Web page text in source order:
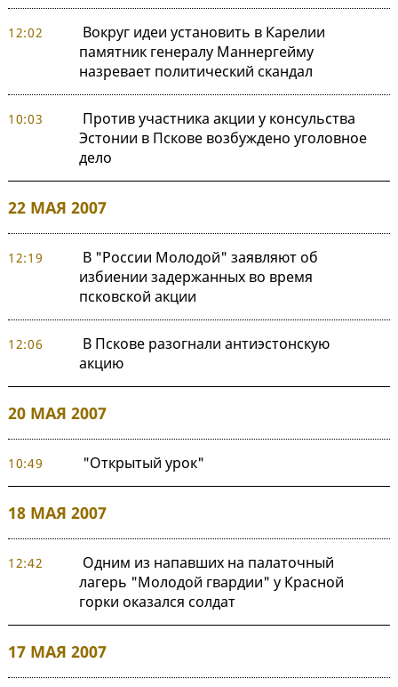
12:02
Вокруг идеи установить в Карелии
памятник генералу Маннергейму
назревает политический скандал
10:03
Против участника акции у консульства
Эстонии в Пскове возбуждено уголовное
дело
22 МАЯ 2007
12:19
В "России Молодой" заявляют об
избиении задержанных во время
псковской акции
12:06
В Пскове разогнали антиэстонскую
акцию
20 МАЯ 2007
10:49 "Открытый урок"
18 МАЯ 2007
12:42
Одним из напавших на палаточный
лагерь "Молодой гвардии" у Красной
горки оказался солдат
17 МАЯ 2007